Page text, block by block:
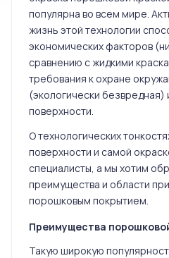
популярна во всем мире.
жизнь этой технологии
экономических факторов
сравнению с жидкими
требования к охране
(экологически
поверхности.
О технологических
поверхности и самой
специалисты, а мы хотим
преимущества и области
порошковым покрытием.
Преимущества
Такую широкую